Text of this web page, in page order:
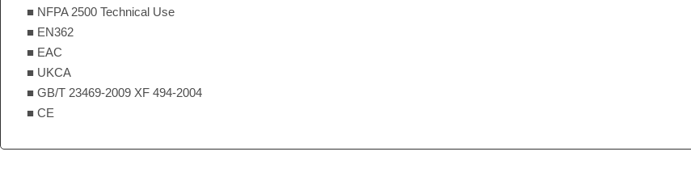
■ NFPA 2500 Technical Use
■ EN362
■ EAC
■ UKCA
■ GB/T 23469-2009 XF 494-2004
■ CE